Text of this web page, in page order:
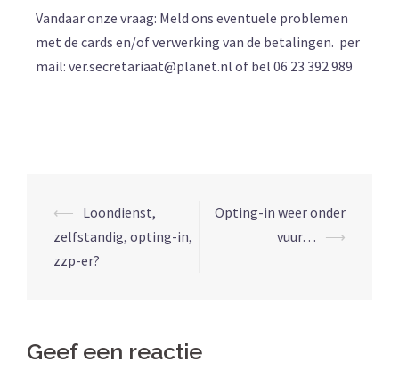
Vandaar onze vraag: Meld ons eventuele problemen
met de cards en/of verwerking van de betalingen. per
mail: ver.secretariaat@planet.nl of bel 06 23 392 989
⟵ Loondienst,
zelfstandig, opting-in,
zzp-er?
Opting-in weer onder
vuur… ⟶
Geef een reactie